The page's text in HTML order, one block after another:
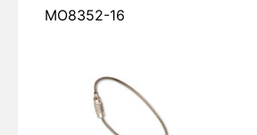
MO8352-16